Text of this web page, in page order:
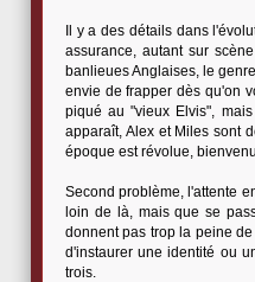
Il y a des détails dans
assurance, autant sur
banlieues Anglaises, le
envie de frapper dès qu'on
piqué au "vieux Elvis",
apparaît, Alex et Miles sont
époque est révolue,
Second problème, l'attente
loin de là, mais que se
donnent pas trop la peine
d'instaurer une identité ou
trois.